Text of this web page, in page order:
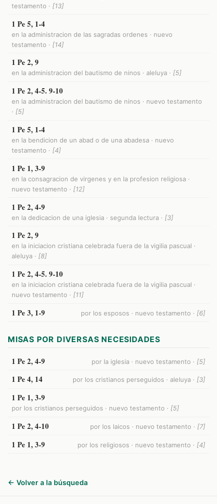
testamento · [13]
1 Pe 5, 1-4
en la administracion de las sagradas ordenes · nuevo
testamento · [14]
1 Pe 2, 9
en la administracion del bautismo de ninos · aleluya · [5]
1 Pe 2, 4-5. 9-10
en la administracion del bautismo de ninos · nuevo testamento
· [5]
1 Pe 5, 1-4
en la bendicion de un abad o de una abadesa · nuevo
testamento · [4]
1 Pe 1, 3-9
en la consagracion de virgenes y en la profesion religiosa ·
nuevo testamento · [12]
1 Pe 2, 4-9
en la dedicacion de una iglesia · segunda lectura · [3]
1 Pe 2, 9
en la iniciacion cristiana celebrada fuera de la vigilia pascual ·
aleluya · [8]
1 Pe 2, 4-5. 9-10
en la iniciacion cristiana celebrada fuera de la vigilia pascual ·
nuevo testamento · [11]
1 Pe 3, 1-9 por los esposos · nuevo testamento · [6]
MISAS POR DIVERSAS NECESIDADES
1 Pe 2, 4-9 por la iglesia · nuevo testamento · [5]
1 Pe 4, 14 por los cristianos perseguidos · aleluya · [3]
1 Pe 1, 3-9
por los cristianos perseguidos · nuevo testamento · [5]
1 Pe 2, 4-10 por los laicos · nuevo testamento · [7]
1 Pe 1, 3-9 por los religiosos · nuevo testamento · [4]
← Volver a la búsqueda